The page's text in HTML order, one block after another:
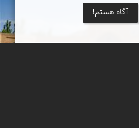
آگاه هستم!